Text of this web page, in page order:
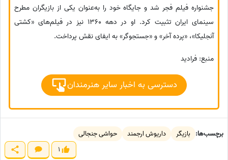
جشنواره فیلم فجر شد و جایگاه خود را به‌عنوان یکی از بازیگران مطرح
سینمای ایران تثبیت کرد. او در دهه 1360 نیز در فیلم‌های «کشتی
آنجلیکا»، «پرده آخر» و «جستجوگر» به ایفای نقش پرداخت.
منبع: فرادید
دسترسی به اخبار سایر هنرمندان
برچسب‌ها: بازیگر داریوش ارجمند
حواشی جنجالی
1